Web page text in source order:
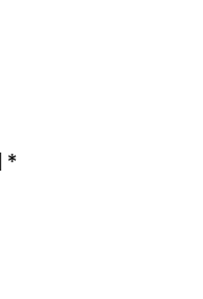
*Обязательно